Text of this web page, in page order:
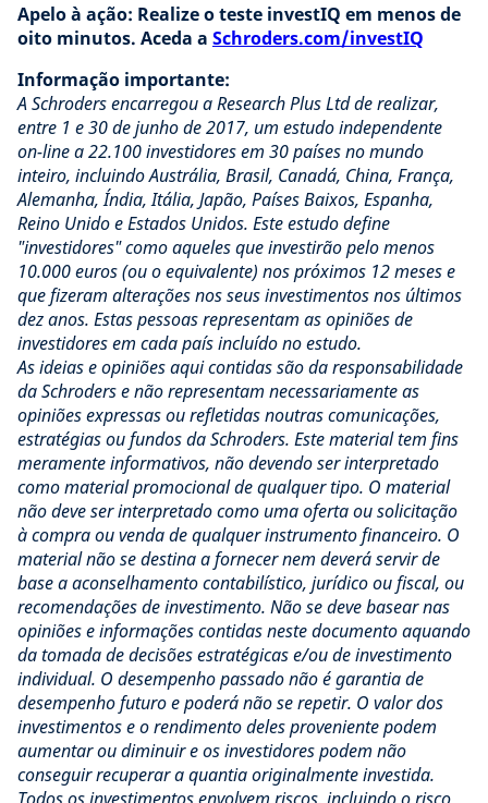
Apelo à ação: Realize o teste investIQ em menos de
oito minutos. Aceda a Schroders.com/investIQ
Informação importante:
A Schroders encarregou a Research Plus Ltd de realizar,
entre 1 e 30 de junho de 2017, um estudo independente
on-line a 22.100 investidores em 30 países no mundo
inteiro, incluindo Austrália, Brasil, Canadá, China, França,
Alemanha, Índia, Itália, Japão, Países Baixos, Espanha,
Reino Unido e Estados Unidos. Este estudo define
"investidores" como aqueles que investirão pelo menos
10.000 euros (ou o equivalente) nos próximos 12 meses e
que fizeram alterações nos seus investimentos nos últimos
dez anos. Estas pessoas representam as opiniões de
investidores em cada país incluído no estudo.
As ideias e opiniões aqui contidas são da responsabilidade
da Schroders e não representam necessariamente as
opiniões expressas ou refletidas noutras comunicações,
estratégias ou fundos da Schroders. Este material tem fins
meramente informativos, não devendo ser interpretado
como material promocional de qualquer tipo. O material
não deve ser interpretado como uma oferta ou solicitação
à compra ou venda de qualquer instrumento financeiro. O
material não se destina a fornecer nem deverá servir de
base a aconselhamento contabilístico, jurídico ou fiscal, ou
recomendações de investimento. Não se deve basear nas
opiniões e informações contidas neste documento aquando
da tomada de decisões estratégicas e/ou de investimento
individual. O desempenho passado não é garantia de
desempenho futuro e poderá não se repetir. O valor dos
investimentos e o rendimento deles proveniente podem
aumentar ou diminuir e os investidores podem não
conseguir recuperar a quantia originalmente investida.